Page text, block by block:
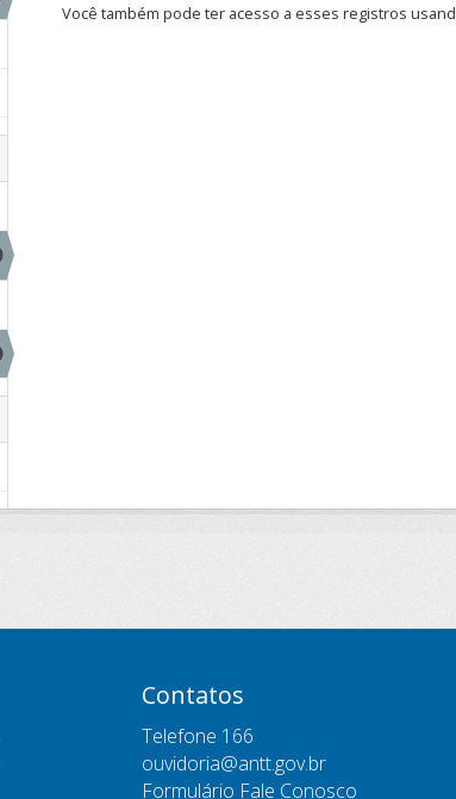
Você também pode ter acesso a esses registros
Contatos
Telefone 166
ouvidoria@antt.gov.br
Formulário Fale Conosco